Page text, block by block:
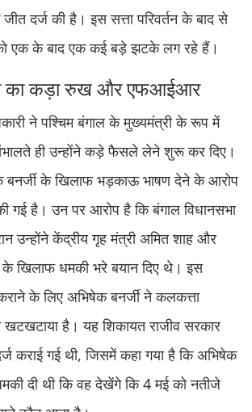
जीत दर्ज की है। इस सत्ता परिवर्तन के बाद से
एक के बाद एक कई बड़े झटके लग रहे हैं।
का कड़ा रुख और एफआईआर
ने पश्चिम बंगाल के मुख्यमंत्री के रूप में
ही उन्होंने कड़े फैसले लेने शुरू कर दिए।
बनर्जी के खिलाफ भड़काऊ भाषण देने के आरोप
गई है। उन पर आरोप है कि बंगाल विधानसभा
उन्होंने केंद्रीय गृह मंत्री अमित शाह और
खिलाफ धमकी भरे बयान दिए थे। इस
के लिए अभिषेक बनर्जी ने कलकत्ता
खटखटाया है। यह शिकायत राजीव सरकार
दर्ज कराई गई थी, जिसमें कहा गया है कि अभिषेक
दी थी कि वह देखेंगे कि 4 मई को नतीजे